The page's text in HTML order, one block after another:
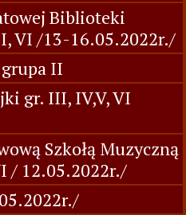
Biblioteki
VI /13-16.05.2022r./
II
gr. III, IV,V, VI
Szkołą Muzyczną
/ 12.05.2022r./